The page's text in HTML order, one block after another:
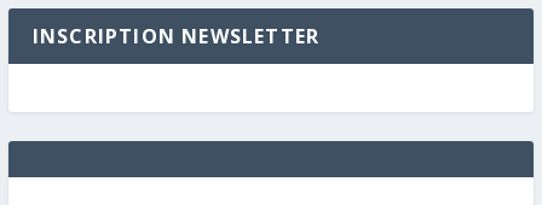
INSCRIPTION NEWSLETTER